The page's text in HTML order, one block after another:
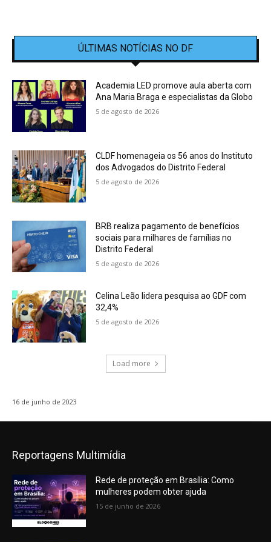
ÚLTIMAS NOTÍCIAS NO DF
Academia LED promove aula aberta com
Ana Maria Braga e especialistas da Globo
5 de agosto de 2026
CLDF homenageia os 56 anos do Instituto
dos Advogados do Distrito Federal
5 de agosto de 2026
BRB realiza pagamento de benefícios
sociais para milhares de famílias no
Distrito Federal
5 de agosto de 2026
Celina Leão lidera pesquisa ao GDF com
32,4%
5 de agosto de 2026
Load more
16 de junho de 2023
Reportagens Multimídia
Rede de proteção em Brasília: Como
mulheres podem obter ajuda
15 de junho de 2026